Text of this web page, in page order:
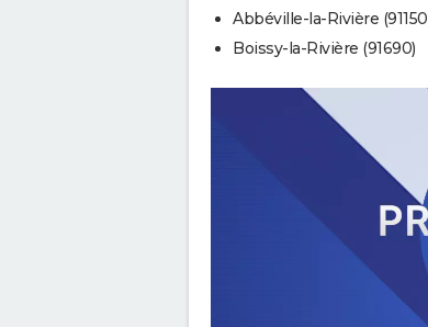
Abbéville-la-Rivière
Boissy-la-Rivière (91690)